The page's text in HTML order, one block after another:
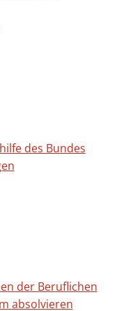
des Bundes
der Beruflichen
absolvieren